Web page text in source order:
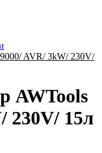
AVR/ 3kW/ 230V/
AWTools
230V/ 15л